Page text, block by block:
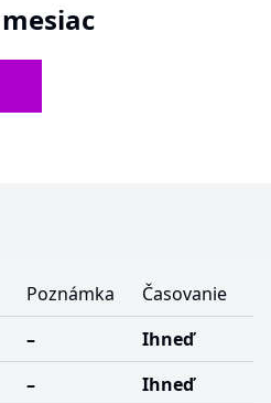
Poznámka
Časovanie
–
Ihneď
–
Ihneď